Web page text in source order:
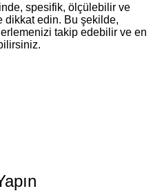
spesifik, ölçülebilir ve
dikkat edin. Bu şekilde,
takip edebilir ve en